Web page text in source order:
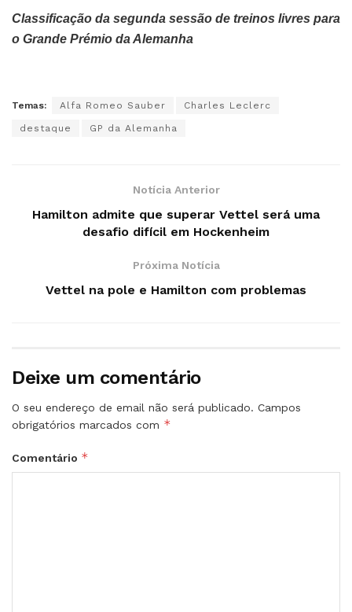
Classificação da segunda sessão de treinos livres para
o Grande Prémio da Alemanha
Temas: Alfa Romeo Sauber Charles Leclerc
destaque GP da Alemanha
Notícia Anterior
Hamilton admite que superar Vettel será uma
desafio difícil em Hockenheim
Próxima Notícia
Vettel na pole e Hamilton com problemas
Deixe um comentário
O seu endereço de email não será publicado. Campos
obrigatórios marcados com *
Comentário *